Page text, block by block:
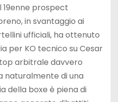
19enne prospect
in svantaggio ai
ufficiali, ha ottenuto
per KO tecnico su Cesar
arbitrale davvero
naturalmente di una
della boxe è piena di